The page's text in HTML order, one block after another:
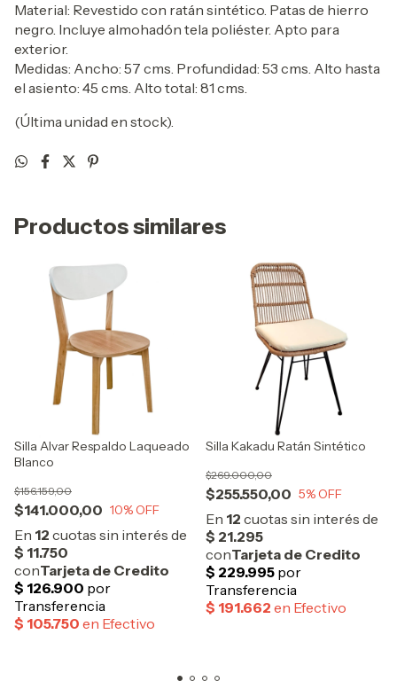
Material: Revestido con ratán sintético. Patas de hierro
negro. Incluye almohadón tela poliéster. Apto para
exterior.
Medidas: Ancho: 57 cms. Profundidad: 53 cms. Alto hasta
el asiento: 45 cms. Alto total: 81 cms.
(Última unidad en stock).
Productos similares
Silla Alvar Respaldo Laqueado
Blanco
$141.000,00
$156.159,00
10% OFF
Silla Kakadu Ratán Sintético
$255.550,00
$269.000,00
5% OFF